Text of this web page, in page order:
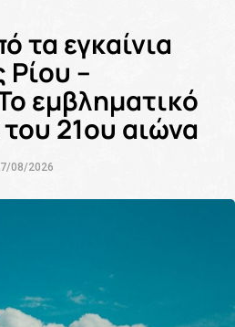
τα εγκαίνια
–
εμβληματικό
21ου αιώνα
08/2026